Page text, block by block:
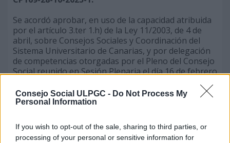
Consejo Social ULPGC - Do Not Process My
Personal Information
If you wish to opt-out of the sale, sharing to third parties, or
processing of your personal or sensitive information for
Se acordó aprobar, en uso de la capacidad atribuida
por el artículo 3.ter 1.h) de la Ley 11/2003, de 4 de
abril, sobre Consejos Sociales y Coordinación del
Sistema Universitario de Canarias, y por delegación
de competencias otorgadas por el Pleno del Consejo
Social reunido en Sesión Plenaria el día 16 de febrero
presupuesto de la ULPGC correspondiente a 2025:
origen/destino
origen/Programa
destino/